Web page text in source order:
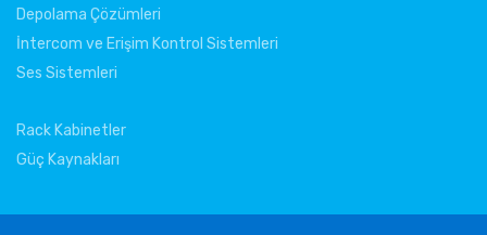
Depolama Çözümleri
İntercom ve Erişim Kontrol Sistemleri
Ses Sistemleri
Rack Kabinetler
Güç Kaynakları